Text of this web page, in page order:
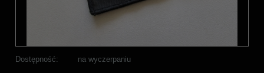
Dostępność: na wyczerpaniu